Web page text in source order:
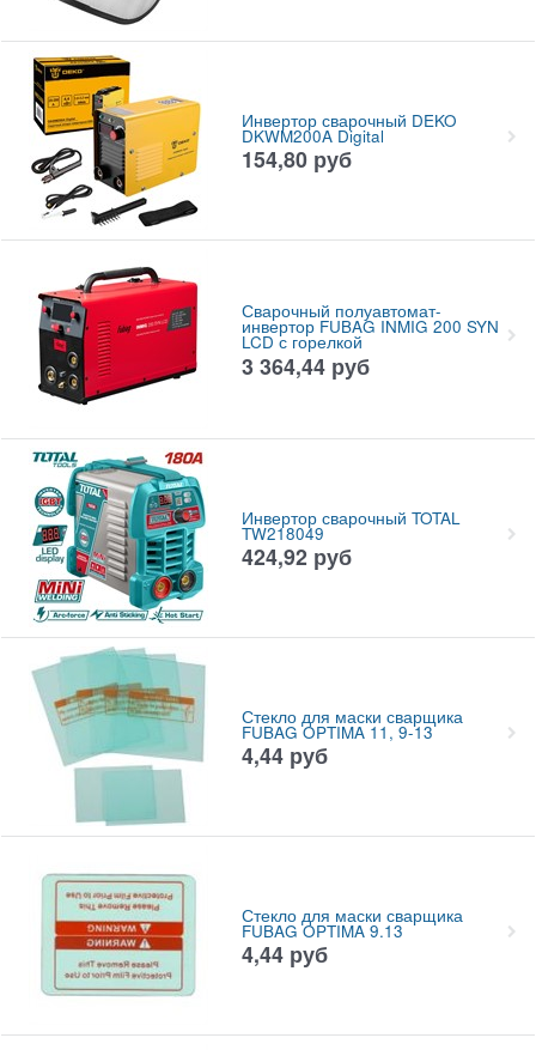
Инвертор сварочный DEKO
DKWM200A Digital
154,80 руб
Сварочный полуавтомат-
инвертор FUBAG INMIG 200 SYN
LCD с горелкой
3 364,44 руб
Инвертор сварочный TOTAL
TW218049
424,92 руб
Стекло для маски сварщика
FUBAG OPTIMA 11, 9-13
4,44 руб
Стекло для маски сварщика
FUBAG OPTIMA 9.13
4,44 руб